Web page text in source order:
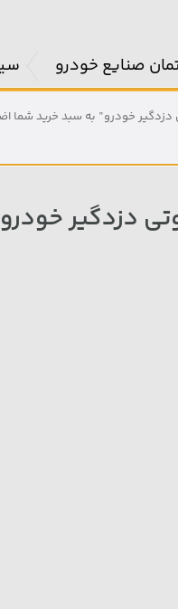
صنایع خودرو
خودرو” به سبد خرید شما
دزدگیر خودرو